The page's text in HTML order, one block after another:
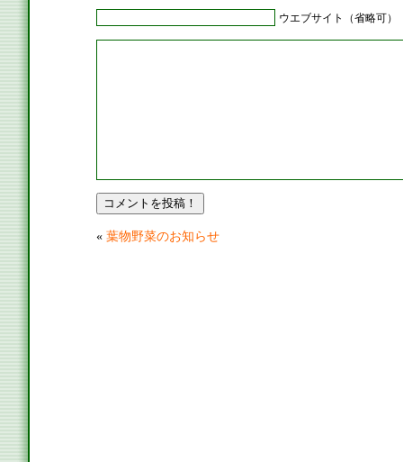
ウエブサイト（省略可）
« 葉物野菜のお知らせ